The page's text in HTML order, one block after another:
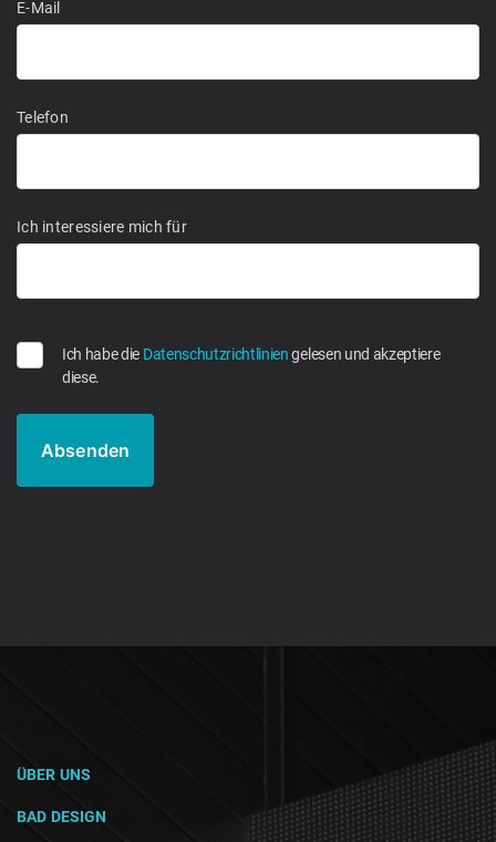
E-Mail
Telefon
Ich interessiere mich für
Ich habe die Datenschutzrichtliniengelesen und akzeptiere
diese.
ÜBER UNS
BAD DESIGN